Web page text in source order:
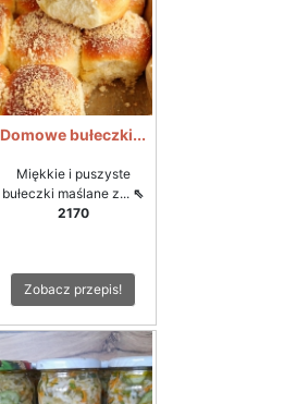
Domowe bułeczki...
Miękkie i puszyste
bułeczki maślane z... ⇖
2170
Zobacz przepis!